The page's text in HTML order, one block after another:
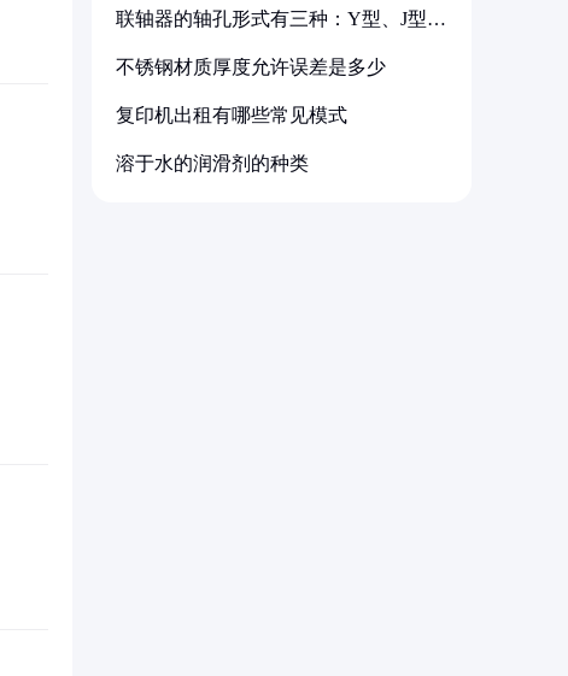
联轴器的轴孔形式有三种：Y型、J型、
不锈钢材质厚度允许误差是多少
复印机出租有哪些常见模式
溶于水的润滑剂的种类